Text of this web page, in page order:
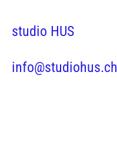
studio HUS
info@studiohus.ch